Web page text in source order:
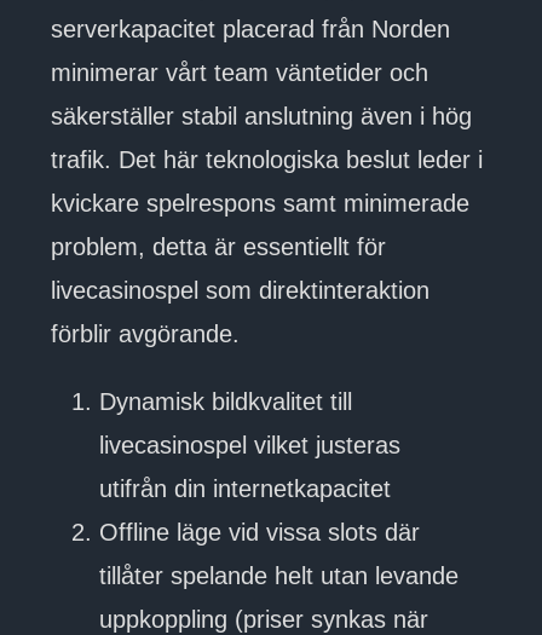
serverkapacitet placerad från Norden
minimerar vårt team väntetider och
säkerställer stabil anslutning även i hög
trafik. Det här teknologiska beslut leder i
kvickare spelrespons samt minimerade
problem, detta är essentiellt för
livecasinospel som direktinteraktion
förblir avgörande.
Dynamisk bildkvalitet till
livecasinospel vilket justeras
utifrån din internetkapacitet
Offline läge vid vissa slots där
tillåter spelande helt utan levande
uppkoppling (priser synkas när